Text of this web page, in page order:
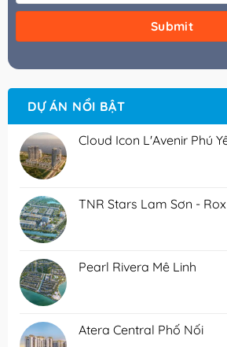
DỰ ÁN NỔI BẬT
Cloud Icon L'Avenir Phú
TNR Stars Lam Sơn -
Pearl Rivera Mê Linh
Atera Central Phố Nối